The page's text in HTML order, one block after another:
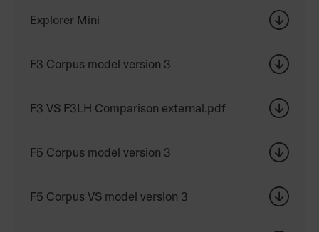
Explorer Mini
F3 Corpus model version 3
F3 VS F3LH Comparison external.pdf
F5 Corpus model version 3
F5 Corpus VS model version 3